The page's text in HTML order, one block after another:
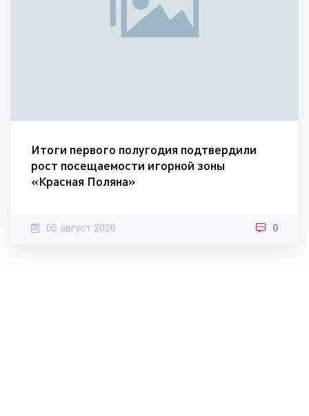
Итоги первого полугодия подтвердили
рост посещаемости игорной зоны
«Красная Поляна»
05 август 2026 0